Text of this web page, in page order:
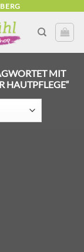
MIT
HAUTPFLEGE“